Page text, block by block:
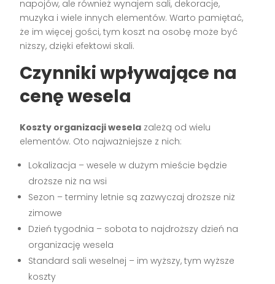
napojów, ale również wynajem sali, dekoracje,
muzyka i wiele innych elementów. Warto pamiętać,
że im więcej gości, tym koszt na osobę może być
niższy, dzięki efektowi skali.
Czynniki wpływające na
cenę wesela
Koszty organizacji wesela zależą od wielu
elementów. Oto najważniejsze z nich:
Lokalizacja – wesele w dużym mieście będzie
droższe niż na wsi
Sezon – terminy letnie są zazwyczaj droższe niż
zimowe
Dzień tygodnia – sobota to najdroższy dzień na
organizację wesela
Standard sali weselnej – im wyższy, tym wyższe
koszty